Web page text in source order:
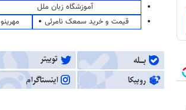
آموزشگاه زبان ملل
قیمت و خرید سمعک نامرئی
مهرینو